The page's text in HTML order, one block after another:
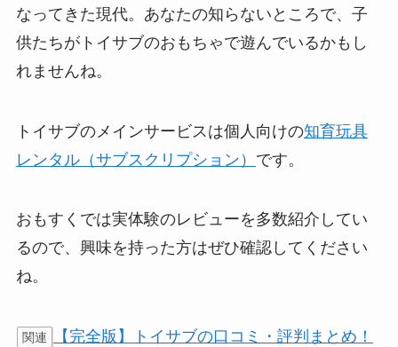
なってきた現代。あなたの知らないところで、子
供たちがトイサブのおもちゃで遊んでいるかもし
れませんね。
トイサブのメインサービスは個人向けの知育玩具
レンタル（サブスクリプション） です。
おもすくでは実体験のレビューを多数紹介してい
るので、興味を持った方はぜひ確認してください
ね。
関連
【完全版】トイサブの口コミ・評判まとめ！